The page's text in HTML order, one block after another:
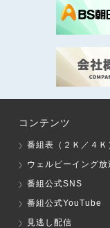
コンテンツ
番組表（２Ｋ／４Ｋ
ウェルビーイング放
番組公式SNS
番組公式YouTube
見逃し配信